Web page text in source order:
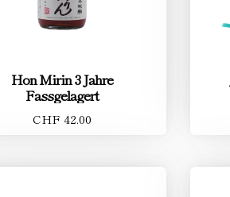
Hon Mirin 3 Jahre
Fassgelagert
CHF 42.00